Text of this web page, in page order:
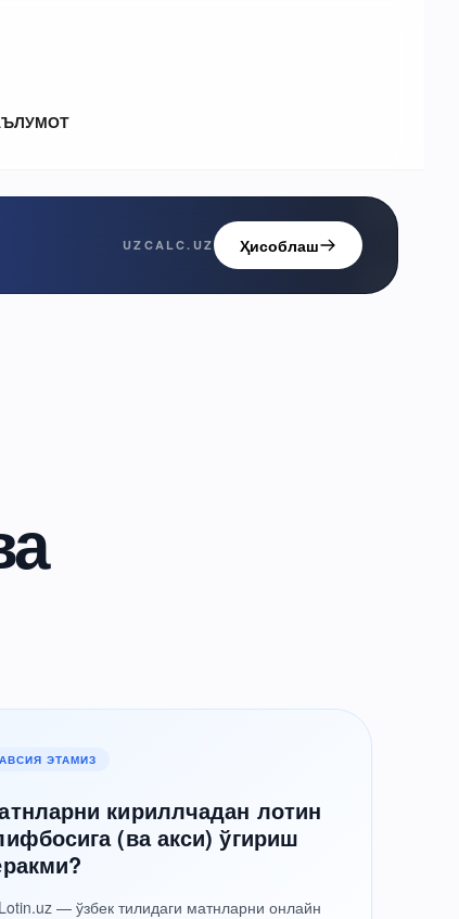
UZCALC.UZ Ҳисоблаш
ЭТАМИЗ
кириллчадан лотин
(ва акси) ўгириш
— ўзбек тилидаги матнларни онлайн